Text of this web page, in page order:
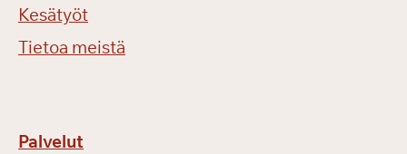
Kesätyöt
Tietoa meistä
Palvelut